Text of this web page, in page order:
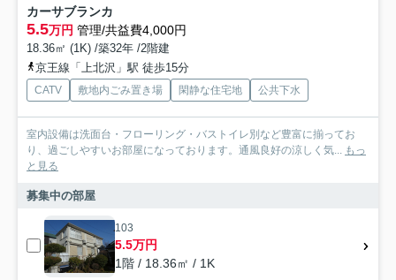
カーサブランカ
5.5万円 管理/共益費4,000円
18.36㎡ (1K) /築32年 /2階建
京王線「上北沢」駅 徒歩15分
CATV 敷地内ごみ置き場 閑静な住宅地 公共下水
室内設備は洗面台・フローリング・バストイレ別など豊富に揃ってお
り、過ごしやすいお部屋になっております。通風良好の涼しく気... もっ
と見る
募集中の部屋
103
5.5万円
1階 / 18.36㎡ / 1K